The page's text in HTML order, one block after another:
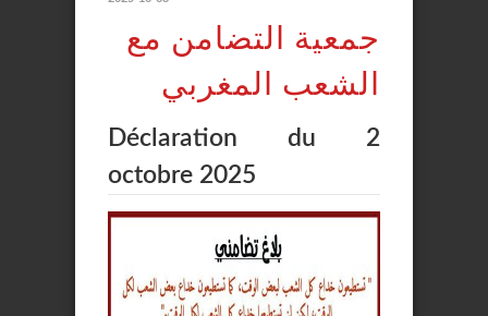
جمعية التضامن مع
الشعب المغربي
Déclaration du 2
octobre 2025